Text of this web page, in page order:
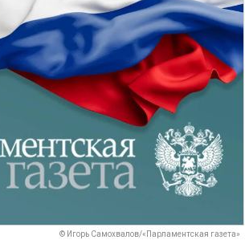
© Игорь Самохвалов/«Парламентская газета»